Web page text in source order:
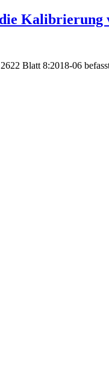
Kalibrierung
Blatt 8:2018-06